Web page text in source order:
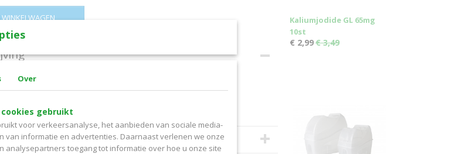
PATCH voor FREESTYLE LIBRE 8st MIX
met diverse kleuren , motieven
om de Sensoren te beschermen en om mee te douchen
Kaliumjodide GL 65mg
10st
€ 2,99€ 3,49
Over
gebruikt
voor verkeersanalyse, het aanbieden van sociale media-
van informatie en advertenties. Daarnaast verlenen we onze
analysepartners toegang tot informatie over hoe u onze site